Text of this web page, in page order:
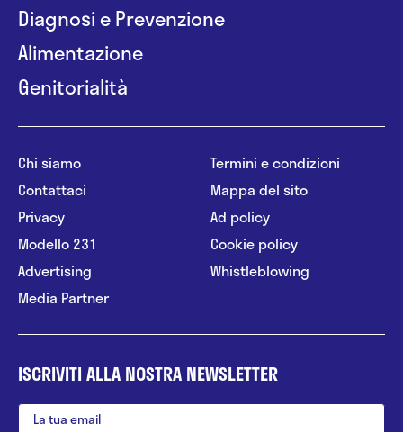
Diagnosi e Prevenzione
Alimentazione
Genitorialità
Chi siamo
Contattaci
Privacy
Modello 231
Advertising
Media Partner
Termini e condizioni
Mappa del sito
Ad policy
Cookie policy
Whistleblowing
ISCRIVITI ALLA NOSTRA NEWSLETTER